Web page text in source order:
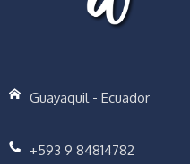
Guayaquil - Ecuador
+593 9 84814782